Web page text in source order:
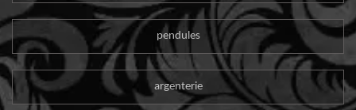
pendules
argenterie